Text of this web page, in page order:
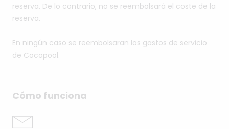
reserva. De lo contrario, no se reembolsará el coste de la
reserva.
En ningún caso se reembolsaran los gastos de servicio
de Cocopool.
Cómo funciona